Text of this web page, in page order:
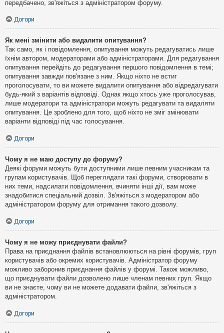
передбачено, зв'яжіться з адміністратором форуму.
Догори
Як мені змінити або видалити опитування?
Так само, як і повідомлення, опитування можуть редагуватись лише
їхнім автором, модераторами або адміністраторами. Для редагування
опитування перейдіть до редагування першого повідомлення в темі;
опитування завжди пов'язане з ним. Якщо ніхто не встиг
проголосувати, то ви можете видалити опитування або відредагувати
будь-який з варіантів відповіді. Однак якщо хтось уже проголосував,
лише модератори та адміністратори можуть редагувати та видаляти
опитування. Це зроблено для того, щоб ніхто не зміг змінювати
варіанти відповіді під час голосування.
Догори
Чому я не маю доступу до форуму?
Деякі форуми можуть бути доступними лише певним учасникам та
групам користувачів. Щоб переглядати такі форуми, створювати в
них теми, надсилати повідомлення, вчиняти інші дії, вам може
знадобитися спеціальний дозвіл. Зв'яжіться з модератором або
адміністратором форуму для отримання такого дозволу.
Догори
Чому я не можу приєднувати файли?
Права на приєднання файлів встановлюються на рівні форумів, груп
користувачів або окремих користувачів. Адміністратор форуму
можливо заборонив приєднання файлів у форумі. Також можливо,
що приєднувати файли дозволено лише членам певних груп. Якщо
ви не знаєте, чому ви не можете додавати файли, зв'яжіться з
адміністратором.
Догори